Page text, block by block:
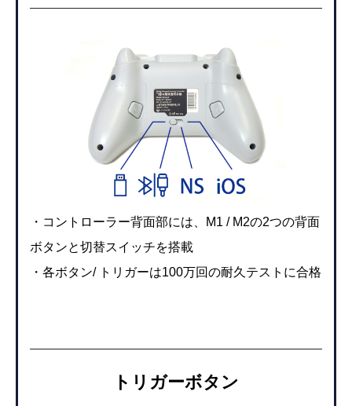
・コントローラー背面部には、M1 / M2の2つの背面
ボタンと切替スイッチを搭載
・各ボタン/ トリガーは100万回の耐久テストに合格
トリガーボタン